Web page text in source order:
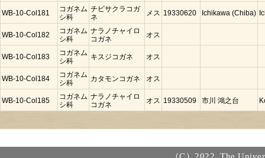
WB-10-Col181
コガネム
シ科
チビサクラコガ
ネ
メス 19330620 Ichikawa (Chiba)
WB-10-Col182
コガネム
シ科
ナラノチャイロ
コガネ
オス
WB-10-Col183
コガネム
シ科
キスジコガネ オス
WB-10-Col184
コガネム
シ科
カタモンコガネ オス
WB-10-Col185
コガネム
シ科
ナラノチャイロ
コガネ
オス 19330509 市川 鴻之台